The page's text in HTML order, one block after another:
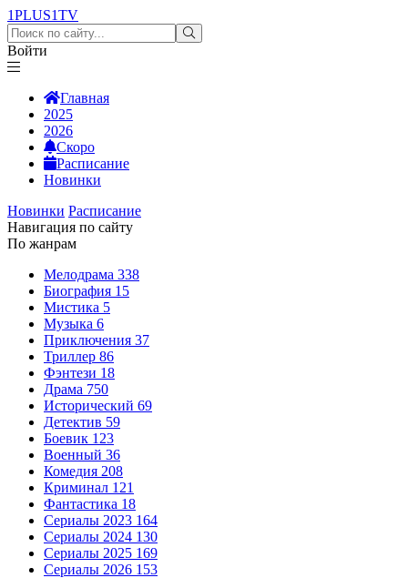
1PLUS1TV
Войти
Главная
2025
2026
Скоро
Расписание
Новинки
Новинки Расписание
Навигация по сайту
По жанрам
Мелодрама 338
Биография 15
Мистика 5
Музыка 6
Приключения 37
Триллер 86
Фэнтези 18
Драма 750
Исторический 69
Детектив 59
Боевик 123
Военный 36
Комедия 208
Криминал 121
Фантастика 18
Сериалы 2023 164
Сериалы 2024 130
Сериалы 2025 169
Сериалы 2026 153